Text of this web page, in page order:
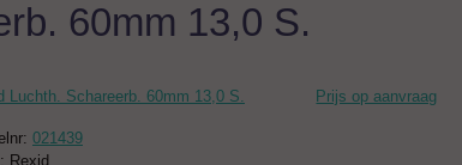
60mm 13,0 S.
Luchth. Schareerb. 60mm 13,0 S.
021439
Rexid
Prijs op aanvraag